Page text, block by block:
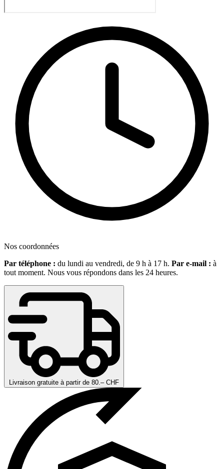
Nos coordonnées
Par téléphone : du lundi au vendredi, de 9 h à 17 h. Par e-mail : à
tout moment. Nous vous répondons dans les 24 heures.
Livraison gratuite à partir de 80.– CHF